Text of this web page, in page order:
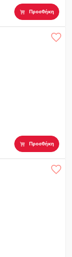
Προσθήκη
Προσθήκη